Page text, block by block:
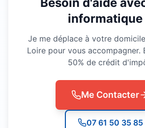
informatique
Je me déplace à votre
Loire pour vous accompagner.
50% de crédit
Me Contacter
07 61 50 35 85